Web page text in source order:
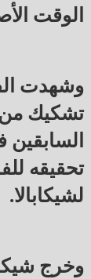
الوقت
وشهدت
تشكيك من
السابقين
تحقيقه
لشيكابالا.
وخرج